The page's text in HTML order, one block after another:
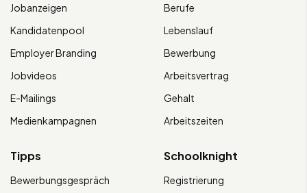
Jobanzeigen
Kandidatenpool
Employer Branding
Jobvideos
E-Mailings
Medienkampagnen
Berufe
Lebenslauf
Bewerbung
Arbeitsvertrag
Gehalt
Arbeitszeiten
Tipps
Bewerbungsgespräch
Schoolknight
Registrierung